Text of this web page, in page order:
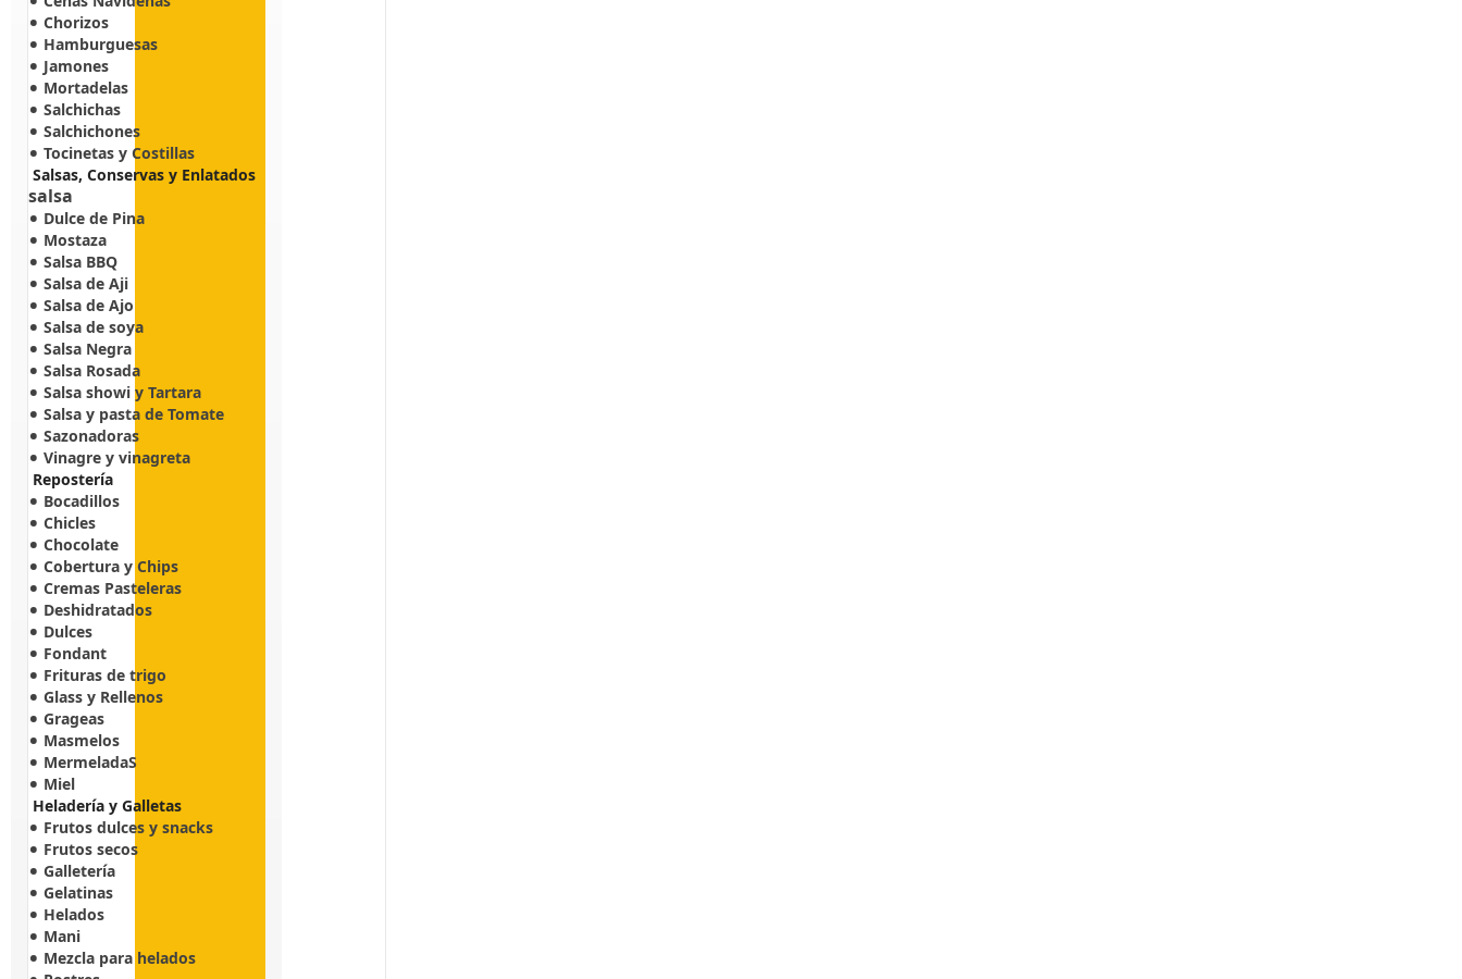
Chorizos
Hamburguesas
Jamones
Mortadelas
Salchichas
Salchichones
Tocinetas y Costillas
Salsas, Conservas y Enlatados
salsa
Dulce de Pina
Mostaza
Salsa BBQ
Salsa de Aji
Salsa de Ajo
Salsa de soya
Salsa Negra
Salsa Rosada
Salsa showi y Tartara
Salsa y pasta de Tomate
Sazonadoras
Vinagre y vinagreta
Repostería
Bocadillos
Chicles
Chocolate
Cobertura y Chips
Cremas Pasteleras
Deshidratados
Dulces
Fondant
Frituras de trigo
Glass y Rellenos
Grageas
Masmelos
MermeladaS
Miel
Heladería y Galletas
Frutos dulces y snacks
Frutos secos
Galletería
Gelatinas
Helados
Mani
Mezcla para helados